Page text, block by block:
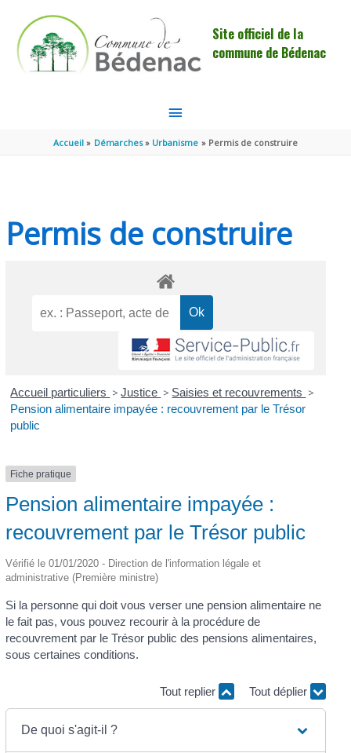
Site officiel de la
commune de Bédenac
MENU
PRINCIPAL
Accueil Démarches Urbanisme Permis de construire
Permis de construire
Accueil particuliers > Justice > Saisies et recouvrements >
Pension alimentaire impayée : recouvrement par le Trésor
public
Fiche pratique
Pension alimentaire impayée :
recouvrement par le Trésor public
Vérifié le 01/01/2020 - Direction de l'information légale et
administrative (Première ministre)
Si la personne qui doit vous verser une pension alimentaire ne
le fait pas, vous pouvez recourir à la procédure de
recouvrement par le Trésor public des pensions alimentaires,
sous certaines conditions.
Tout replier Tout déplier
De quoi s'agit-il ?